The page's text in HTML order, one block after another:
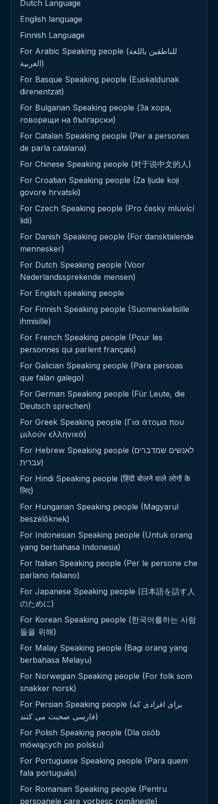
Dutch Language
English language
Finnish Language
For Arabic Speaking people (للناطقين باللغة
العربية)
For Basque Speaking people (Euskaldunak
direnentzat)
For Bulgarian Speaking people (За хора,
говорещи на български)
For Catalan Speaking people (Per a persones
de parla catalana)
For Chinese Speaking people (对于说中文的人)
For Croatian Speaking people (Za ljude koji
govore hrvatski)
For Czech Speaking people (Pro česky mluvící
lidi)
For Danish Speaking people (For dansktalende
mennesker)
For Dutch Speaking people (Voor
Nederlandssprekende mensen)
For English speaking people
For Finnish Speaking people (Suomenkielisille
ihmisille)
For French Speaking people (Pour les
personnes qui parlent français)
For Galician Speaking people (Para persoas
que falan galego)
For German Speaking people (Für Leute, die
Deutsch sprechen)
For Greek Speaking people (Για άτομα που
μιλούν ελληνικά)
For Hebrew Speaking people (לאנשים שמדברים
עברית)
For Hindi Speaking people (हिंदी बोलने वाले लोगों के
लिए)
For Hungarian Speaking people (Magyarul
beszélőknek)
For Indonesian Speaking people (Untuk orang
yang berbahasa Indonesia)
For Italian Speaking people (Per le persone che
parlano italiano)
For Japanese Speaking people (日本語を話す人
のために)
For Korean Speaking people (한국어를하는 사람
들을 위해)
For Malay Speaking people (Bagi orang yang
berbahasa Melayu)
For Norwegian Speaking people (For folk som
snakker norsk)
For Persian Speaking people (برای افرادی که
فارسی صحبت می کنند)
For Polish Speaking people (Dla osób
mówiących po polsku)
For Portuguese Speaking people (Para quem
fala português)
For Romanian Speaking people (Pentru
persoanele care vorbesc românește)